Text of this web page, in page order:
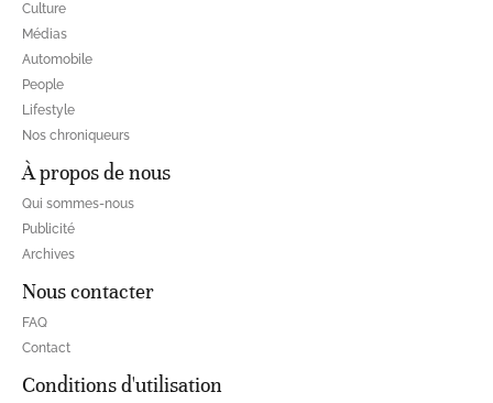
Culture
Médias
Automobile
People
Lifestyle
Nos chroniqueurs
À propos de nous
Qui sommes-nous
Publicité
Archives
Nous contacter
FAQ
Contact
Conditions d'utilisation